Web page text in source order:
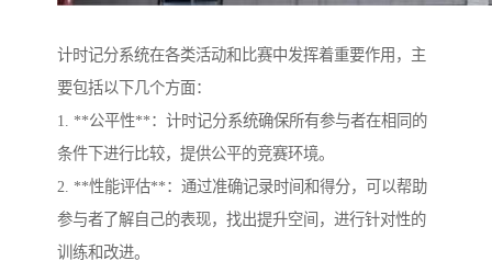
计时记分系统在各类活动和比赛中发挥着重要作用，主
要包括以下几个方面：
1. **公平性**：计时记分系统确保所有参与者在相同的
条件下进行比较，提供公平的竞赛环境。
2. **性能评估**：通过准确记录时间和得分，可以帮助
参与者了解自己的表现，找出提升空间，进行针对性的
训练和改进。